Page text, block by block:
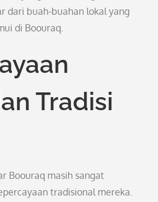
dari buah-buahan lokal yang
di Boouraq.
Tradisi
Boouraq masih sangat
tradisional mereka.